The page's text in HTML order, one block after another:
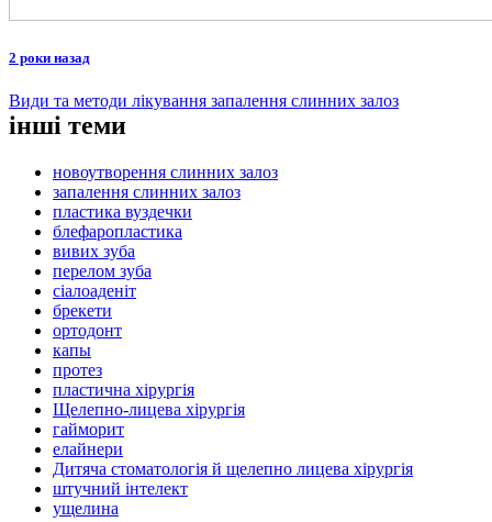
2 роки назад
Види та методи лікування запалення слинних залоз
інші теми
новоутворення слинних залоз
запалення слинних залоз
пластика вуздечки
блефаропластика
вивих зуба
перелом зуба
сіалоаденіт
брекети
ортодонт
капы
протез
пластична хірургія
Щелепно-лицева хірургія
гайморит
елайнери
Дитяча стоматологія й щелепно лицева хірургія
штучний інтелект
ущелина